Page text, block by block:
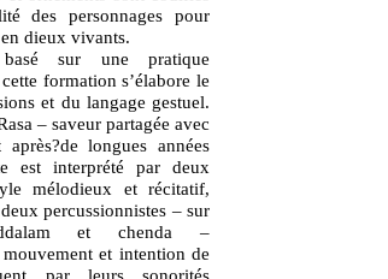
des personnages pour
dieux vivants.
basé sur une pratique
formation s’élabore le
et du langage gestuel.
– saveur partagée avec
longues années
est interprété par deux
mélodieux et récitatif,
percussionnistes – sur
et chenda –
et intention de
par leurs sonorités